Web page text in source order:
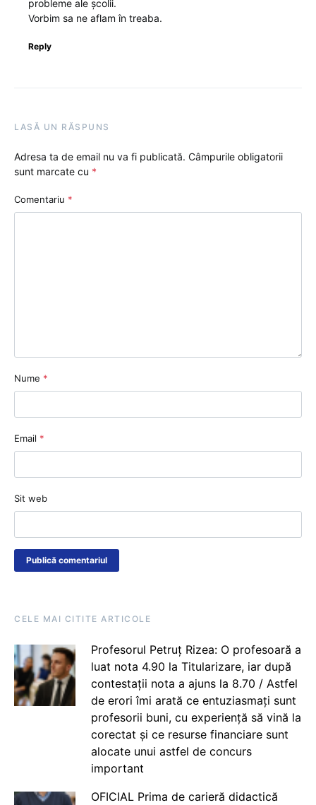
probleme ale școlii.
Vorbim sa ne aflam în treaba.
Reply
LASĂ UN RĂSPUNS
Adresa ta de email nu va fi publicată. Câmpurile obligatorii
sunt marcate cu *
Comentariu *
Nume *
Email *
Sit web
CELE MAI CITITE ARTICOLE
Profesorul Petruț Rizea: O profesoară a
luat nota 4.90 la Titularizare, iar după
contestații nota a ajuns la 8.70 / Astfel
de erori îmi arată ce entuziasmați sunt
profesorii buni, cu experiență să vină la
corectat și ce resurse financiare sunt
alocate unui astfel de concurs
important
OFICIAL Prima de carieră didactică